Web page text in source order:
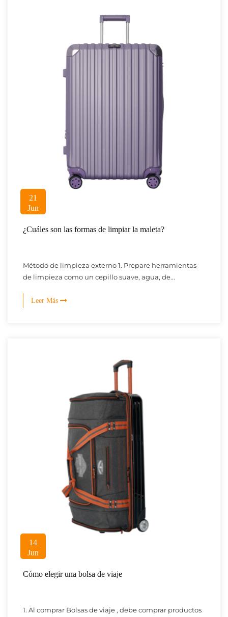
21
Jun
¿Cuáles son las formas de limpiar la maleta?
Método de limpieza externo 1. Prepare herramientas
de limpieza como un cepillo suave, agua, de...
Leer Más
14
Jun
Cómo elegir una bolsa de viaje
1. Al comprar Bolsas de viaje , debe comprar productos